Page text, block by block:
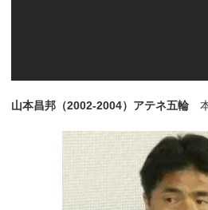
山本昌邦（2002-2004）アテネ五輪